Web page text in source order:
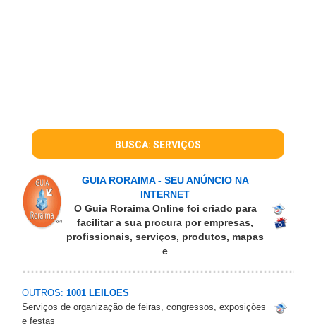
BUSCA: SERVIÇOS
GUIA RORAIMA - SEU ANÚNCIO NA
INTERNET
O Guia Roraima Online foi criado para
facilitar a sua procura por empresas,
profissionais, serviços, produtos, mapas
e
OUTROS: 1001 LEILOES
Serviços de organização de feiras, congressos, exposições
e festas